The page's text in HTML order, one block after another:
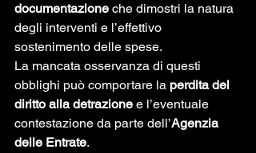
documentazione che dimostri la natura
degli interventi e l’effettivo
sostenimento delle spese.
La mancata osservanza di questi
obblighi può comportare la perdita del
diritto alla detrazione e l’eventuale
contestazione da parte dell’Agenzia
delle Entrate.